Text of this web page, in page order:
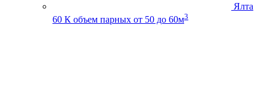
Ялта
60 К объем парных от 50 до 60м3